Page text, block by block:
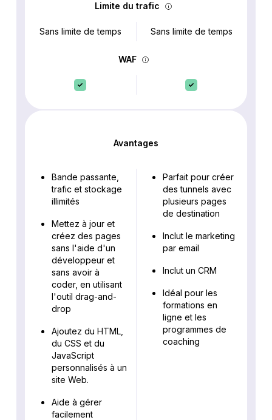
Limite du trafic
Sans limite de temps Sans limite de temps
WAF
Avantages
Bande passante,
trafic et stockage
illimités
Mettez à jour et
créez des pages
sans l'aide d'un
développeur et
sans avoir à
coder, en utilisant
l'outil drag-and-
drop
Ajoutez du HTML,
du CSS et du
JavaScript
personnalisés à un
site Web.
Aide à gérer
facilement
Parfait pour créer
des tunnels avec
plusieurs pages
de destination
Inclut le marketing
par email
Inclut un CRM
Idéal pour les
formations en
ligne et les
programmes de
coaching